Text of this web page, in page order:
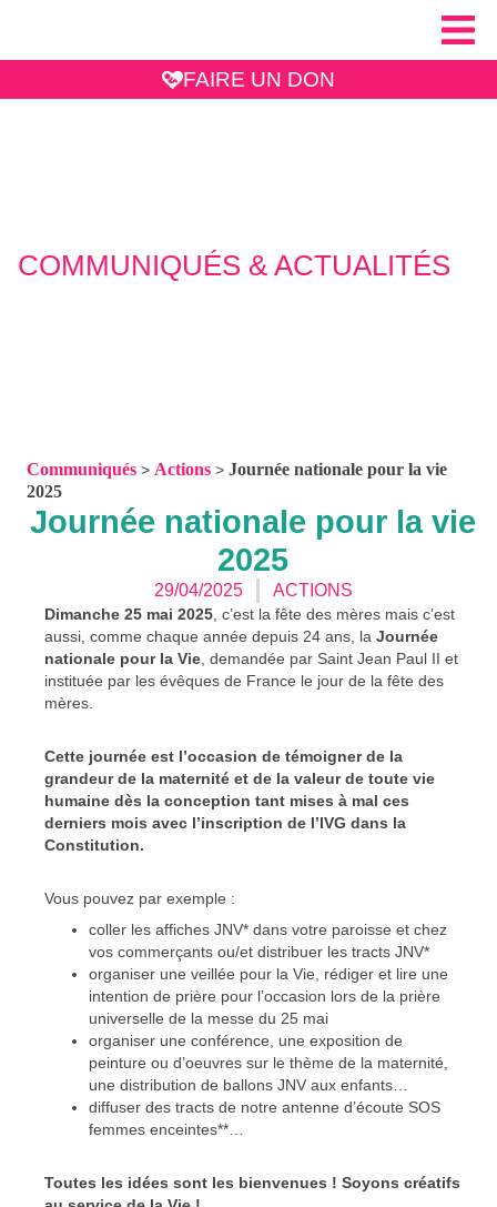
FAIRE UN DON
COMMUNIQUÉS & ACTUALITÉS
Communiqués > Actions > Journée nationale pour la vie
2025
Journée nationale pour la vie
2025
29/04/2025 ACTIONS
Dimanche 25 mai 2025, c’est la fête des mères mais c’est
aussi, comme chaque année depuis 24 ans, la Journée
nationale pour la Vie, demandée par Saint Jean Paul II et
instituée par les évêques de France le jour de la fête des
mères.
Cette journée est l’occasion de témoigner de la
grandeur de la maternité et de la valeur de toute vie
humaine dès la conception tant mises à mal ces
derniers mois avec l’inscription de l’IVG dans la
Constitution.
Vous pouvez par exemple :
coller les affiches JNV* dans votre paroisse et chez
vos commerçants ou/et distribuer les tracts JNV*
organiser une veillée pour la Vie, rédiger et lire une
intention de prière pour l’occasion lors de la prière
universelle de la messe du 25 mai
organiser une conférence, une exposition de
peinture ou d’oeuvres sur le thème de la maternité,
une distribution de ballons JNV aux enfants…
diffuser des tracts de notre antenne d’écoute SOS
femmes enceintes**…
Toutes les idées sont les bienvenues ! Soyons créatifs